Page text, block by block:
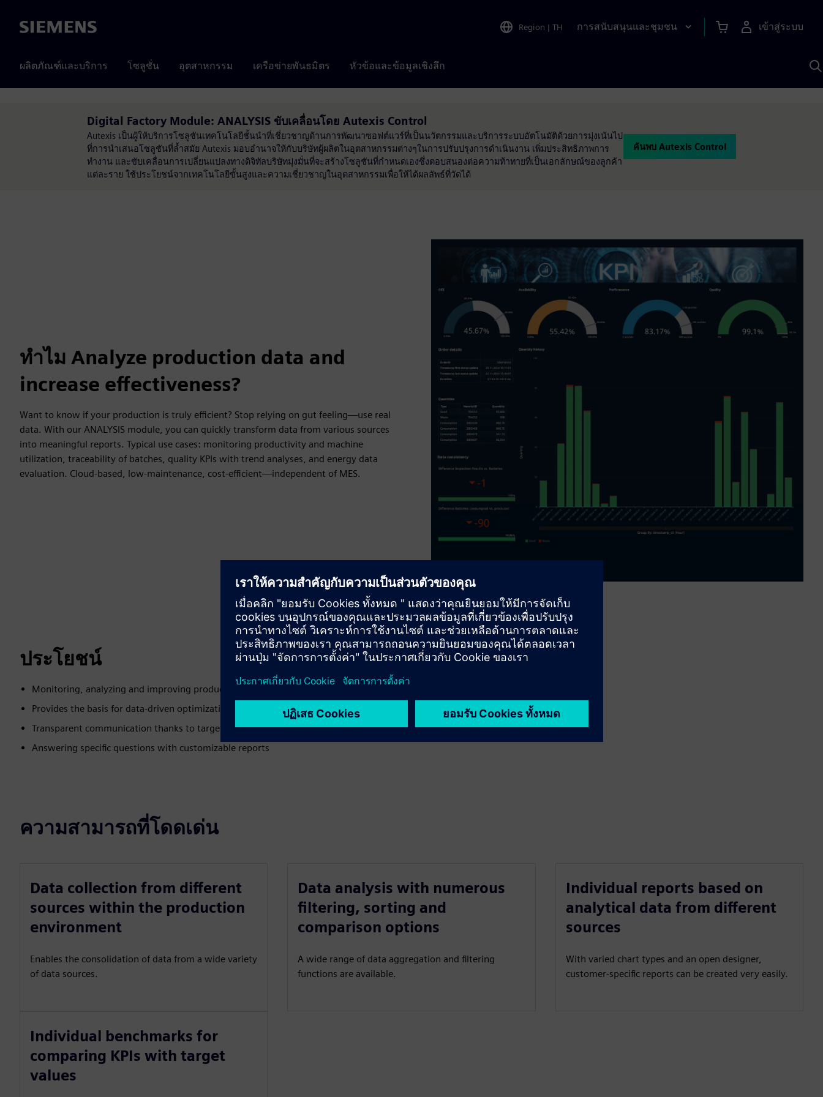
Siemens Region | TH การสนับสนุนและชุมชน เข้าสู่ระบบ
ผลิตภัณฑ์และบริการ โซลูชั่น อุตสาหกรรม เครือข่ายพันธมิตร หัวข้อและข้อมูลเชิงลึก
Digital Factory Module: ANALYSIS ขับเคลื่อนโดย Autexis Control
Autexis เป็นผู้ให้บริการโซลูชันเทคโนโลยีชั้นนำที่เชี่ยวชาญด้านการพัฒนาซอฟต์แวร์ที่เป็นนวัตกรรมและบริการระบบอัตโนมัติด้วยการมุ่งเน้นไป
ที่การนำเสนอโซลูชันที่ล้ำสมัย Autexis มอบอำนาจให้กับบริษัทผู้ผลิตในอุตสาหกรรมต่างๆในการปรับปรุงการดำเนินงาน เพิ่มประสิทธิภาพการ
ทำงาน และขับเคลื่อนการเปลี่ยนแปลงทางดิจิทัลบริษัทมุ่งมั่นที่จะสร้างโซลูชันที่กำหนดเองซึ่งตอบสนองต่อความท้าทายที่เป็นเอกลักษณ์ของลูกค้า
แต่ละราย ใช้ประโยชน์จากเทคโนโลยีขั้นสูงและความเชี่ยวชาญในอุตสาหกรรมเพื่อให้ได้ผลลัพธ์ที่วัดได้
ค้นพบ Autexis Control
ทำไม Analyze production data and
increase effectiveness?
Want to know if your production is truly efficient? Stop relying on gut feeling—use real
data. With our ANALYSIS module, you can quickly transform data from various sources
into meaningful reports. Typical use cases: monitoring productivity and machine
utilization, traceability of batches, quality KPIs with trend analyses, and energy data
evaluation. Cloud-based, low-maintenance, cost-efficient—independent of MES.
ประโยชน์
Monitoring, analyzing and improving production performance and energy data’s
Provides the basis for data-driven optimizations
Transparent communication thanks to target group-oriented reports
Answering specific questions with customizable reports
ความสามารถที่โดดเด่น
Data collection from different
sources within the production
environment
Enables the consolidation of data from a wide variety
of data sources.
Data analysis with numerous
filtering, sorting and
comparison options
A wide range of data aggregation and filtering
functions are available.
Individual reports based on
analytical data from different
sources
With varied chart types and an open designer,
customer-specific reports can be created very easily.
Individual benchmarks for
comparing KPIs with target
values